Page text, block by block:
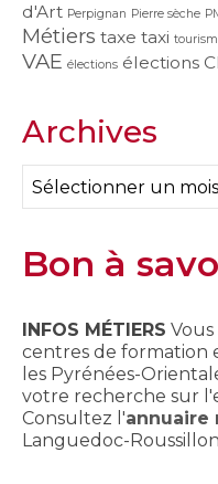
d'Art Perpignan Pierre sèche
Métiers taxe taxi
VAE élections élections
Archives
Archives
Bon à
INFOS MÉTIERS
centres de formation
les Pyrénées-
votre recherche sur
Consultez l'annuaire
Languedoc-